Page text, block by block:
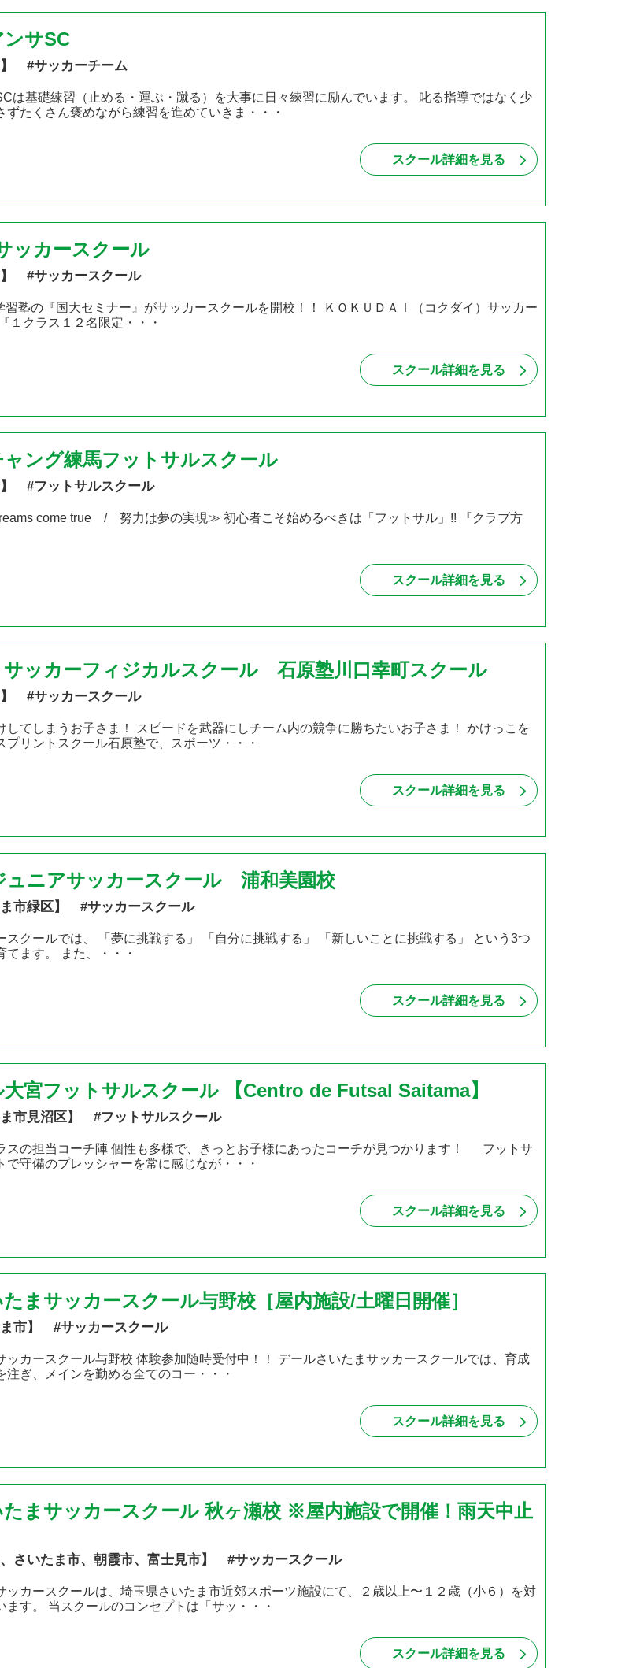
サSC
】 #サッカーチーム
は基礎練習（止める・運ぶ・蹴る）を大事に日々練習に励んでいます。 叱る指導ではなく少
ずたくさん褒めながら練習を進めていきま・・・
スクール詳細を見る
ッカースクール
】 #サッカースクール
習塾の『国大セミナー』がサッカースクールを開校！！ ＫＯＫＵＤＡＩ（コクダイ）サッカー
１クラス１２名限定・・・
スクール詳細を見る
ング練馬フットサルスクール
】 #フットサルスクール
come true / 努力は夢の実現≫ 初心者こそ始めるべきは「フットサル」!! 『クラブ方
スクール詳細を見る
サッカーフィジカルスクール 石原塾川口幸町スクール
】 #サッカースクール
してしまうお子さま！ スピードを武器にしチーム内の競争に勝ちたいお子さま！ かけっこを
プリントスクール石原塾で、スポーツ・・・
スクール詳細を見る
ュニアサッカースクール 浦和美園校
ま市緑区】 #サッカースクール
スクールでは、 「夢に挑戦する」 「自分に挑戦する」 「新しいことに挑戦する」 という3つ
てます。 また、・・・
スクール詳細を見る
宮フットサルスクール 【Centro de Futsal Saitama】
ま市見沼区】 #フットサルスクール
スの担当コーチ陣 個性も多様で、きっとお子様にあったコーチが見つかります！ フットサ
で守備のプレッシャーを常に感じなが・・・
スクール詳細を見る
まサッカースクール与野校［屋内施設/土曜日開催］
ま市】 #サッカースクール
ッカースクール与野校 体験参加随時受付中！！ デールさいたまサッカースクールでは、育成
注ぎ、メインを勤める全てのコー・・・
スクール詳細を見る
まサッカースクール 秋ヶ瀬校 ※屋内施設で開催！雨天中止
、さいたま市、朝霞市、富士見市】 #サッカースクール
ッカースクールは、埼玉県さいたま市近郊スポーツ施設にて、２歳以上〜１２歳（小６）を対
ます。 当スクールのコンセプトは「サッ・・・
スクール詳細を見る